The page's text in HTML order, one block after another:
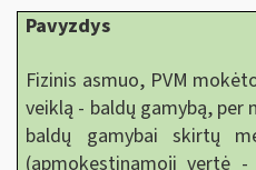
Pavyzdys
Fizinis asmuo, PVM
veiklą - baldų gamybą,
baldų gamybai skirtų
(apmokestinamoji vertė